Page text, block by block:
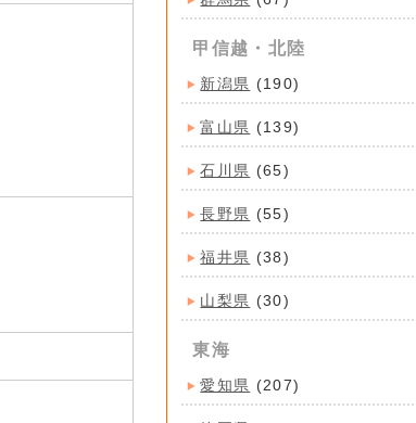
甲信越・北陸
新潟県 (190)
富山県 (139)
石川県 (65)
長野県 (55)
福井県 (38)
山梨県 (30)
東海
愛知県 (207)